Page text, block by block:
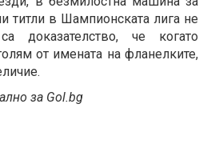
титли в Шампионската лига не
доказателство, че когато
от имената на фланелките,
за Gol.bg